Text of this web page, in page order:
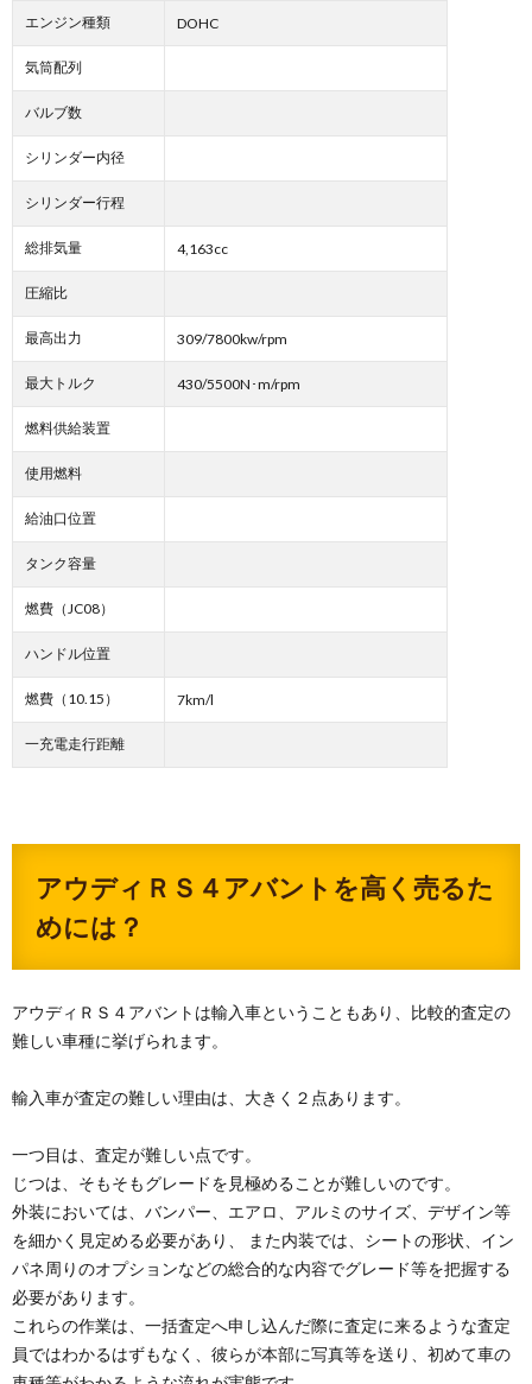
エンジン種類 DOHC
気筒配列
バルブ数
シリンダー内径
シリンダー行程
総排気量 4,163cc
圧縮比
最高出力 309/7800kw/rpm
最大トルク 430/5500N･m/rpm
燃料供給装置
使用燃料
給油口位置
タンク容量
燃費（JC08）
ハンドル位置
燃費（10.15） 7km/l
一充電走行距離
アウディＲＳ４アバントを高く売るた
めには？
アウディＲＳ４アバントは輸入車ということもあり、比較的査定の
難しい車種に挙げられます。
輸入車が査定の難しい理由は、大きく２点あります。
一つ目は、査定が難しい点です。
じつは、そもそもグレードを見極めることが難しいのです。
外装においては、バンパー、エアロ、アルミのサイズ、デザイン等
を細かく見定める必要があり、 また内装では、シートの形状、イン
パネ周りのオプションなどの総合的な内容でグレード等を把握する
必要があります。
これらの作業は、一括査定へ申し込んだ際に査定に来るような査定
員ではわかるはずもなく、彼らが本部に写真等を送り、初めて車の